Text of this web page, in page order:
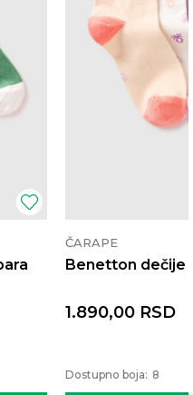
ČARAPE
Benetton dečije
1.890,00 RSD
Dostupno boja: 8